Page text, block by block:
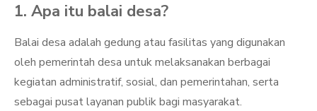
1. Apa itu balai desa?
Balai desa adalah gedung atau fasilitas yang digunakan
oleh pemerintah desa untuk melaksanakan berbagai
kegiatan administratif, sosial, dan pemerintahan, serta
sebagai pusat layanan publik bagi masyarakat.